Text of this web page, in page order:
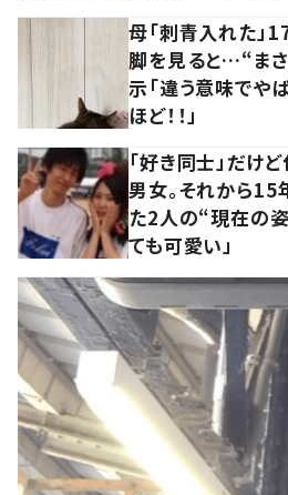
母「刺青入れた」
脚を見ると…“ま
示「違う意味でやば
ほど！！」
「好き同士」だけ
男女。それから
た2人の“現在の
ても可愛い」